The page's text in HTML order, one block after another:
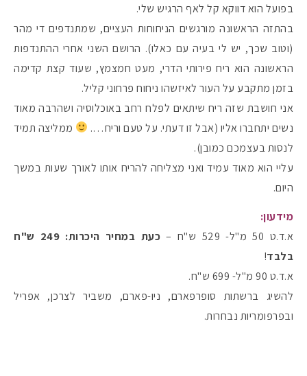
בפועל הוא דווקא קל לאף הרגיש שלי.
בהתזה הראשונה מורגשים הניחוחות העציים, שמתנדפים די מהר
(וטוב שכך, יש לי בעיה עם כאלו). הרושם השני אחרי ההתנדפות
הראשונה הוא ריח פירותי הדרי, מעט חמצמץ, שעוד קצת קדימה
בזמן מתקבע על העור לאיזשהו ניחוח פרחוני קליל.
אני חושבת שזה ריח שיתאים לפלח רחב באוכלוסיה ושהרבה מאוד
נשים יתחברו אליו (אבל זו דעתי. על טעם וריח….
ממליצה תמיד
לנסות בעצמכם כמובן).
עליי הוא מאוד עמיד ואני מצליחה להריח אותו לאורך שעות במשך
היום.
מידעון:
א.ד.ט 50 מ"ל- 529 ש"ח –
כעת במחיר היכרות: 249 ש"ח
בלבד!
א.ד.ט 90 מ"ל- 699 ש"ח.
להשיג ברשתות סופרפארם, ניו-פארם, משביר לצרכן, אפריל
ובפרפומריות נבחרות.